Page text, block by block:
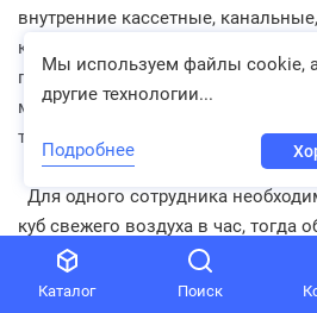
Каталог Поиск
внутренние кассетные,
кондиционеры, рассчитанные
помещение;
многозональные
т.д.
Для одного сотрудника
куб свежего воздуха в час, тогда
приточного свежего воздуха,
в офис, должно равняться - 900 м
Мы используем файлы cookie,
другие технологии...
Подробнее